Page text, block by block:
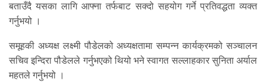
बताउँदै यसका लागि आफ्ना तर्फबाट सक्दो सहयोग गर्ने प्रतिवद्धता व्यक्त
गर्नुभयो ।
समूहकी अध्यक्ष लक्ष्मी पौडेलको अध्यक्षतामा सम्पन्न कार्यक्रमको सञ्चालन
सचिव इन्दिरा पौडेलले गर्नुभएको थियो भने स्वागत सल्लाहकार सुनिता अर्याल
महतले गर्नुभयो ।